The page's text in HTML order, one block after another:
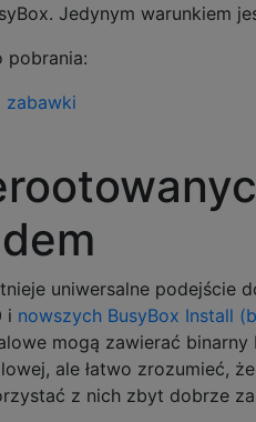
Jedynym warunkiem
pobrania:
zabawki
uniwersalne podejście
i nowszych BusyBox Install
mogą zawierać
ale łatwo zrozumieć,
z nich zbyt dobrze